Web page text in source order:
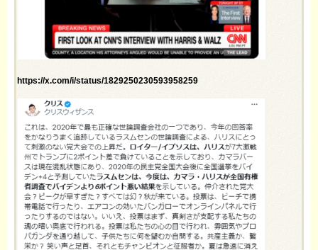
https://x.com/i/status/1829250230593958259